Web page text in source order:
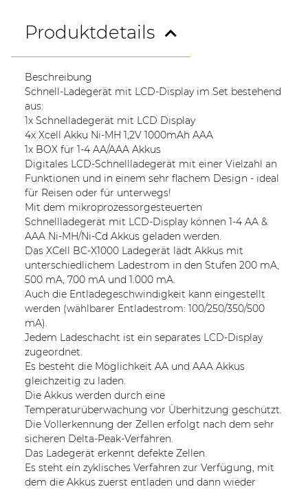
Produktdetails
Beschreibung
Schnell-Ladegerät mit LCD-Display im Set bestehend
aus:
1x Schnelladegerät mit LCD Display
4x Xcell Akku Ni-MH 1,2V 1000mAh AAA
1x BOX für 1-4 AA/AAA Akkus
Digitales LCD-Schnellladegerät mit einer Vielzahl an
Funktionen und in einem sehr flachem Design - ideal
für Reisen oder für unterwegs!
Mit dem mikroprozessorgesteuerten
Schnellladegerät mit LCD-Display können 1-4 AA &
AAA Ni-MH/Ni-Cd Akkus geladen werden.
Das XCell BC-X1000 Ladegerät lädt Akkus mit
unterschiedlichem Ladestrom in den Stufen 200 mA,
500 mA, 700 mA und 1.000 mA.
Auch die Entladegeschwindigkeit kann eingestellt
werden (wählbarer Entladestrom: 100/250/350/500
mA).
Jedem Ladeschacht ist ein separates LCD-Display
zugeordnet.
Es besteht die Möglichkeit AA und AAA Akkus
gleichzeitig zu laden.
Die Akkus werden durch eine
Temperaturüberwachung vor Überhitzung geschützt.
Die Vollerkennung der Zellen erfolgt nach dem sehr
sicheren Delta-Peak-Verfahren.
Das Ladegerät erkennt defekte Zellen.
Es steht ein zyklisches Verfahren zur Verfügung, mit
dem die Akkus zuerst entladen und dann wieder